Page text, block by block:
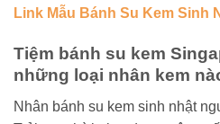
Link Mẫu Bánh Su Kem Sinh
Tiệm bánh su kem
những loại nhân kem
Nhân bánh su kem sinh nhật